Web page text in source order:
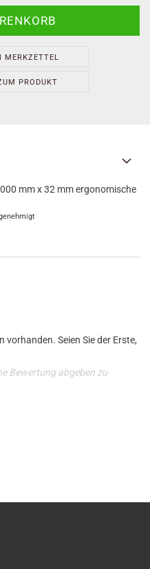
MERKZETTEL
PRODUKT
mm x 32 mm ergonomische
vorhanden. Seien Sie der Erste,
Bewertung abgeben zu